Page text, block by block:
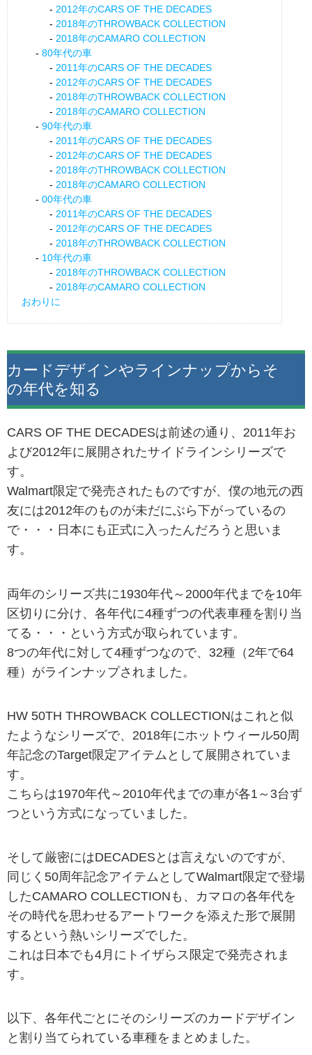
2012年のCARS OF THE DECADES
2018年のTHROWBACK COLLECTION
2018年のCAMARO COLLECTION
80年代の車
2011年のCARS OF THE DECADES
2012年のCARS OF THE DECADES
2018年のTHROWBACK COLLECTION
2018年のCAMARO COLLECTION
90年代の車
2011年のCARS OF THE DECADES
2012年のCARS OF THE DECADES
2018年のTHROWBACK COLLECTION
2018年のCAMARO COLLECTION
00年代の車
2011年のCARS OF THE DECADES
2012年のCARS OF THE DECADES
2018年のTHROWBACK COLLECTION
10年代の車
2018年のTHROWBACK COLLECTION
2018年のCAMARO COLLECTION
おわりに
カードデザインやラインナップからそ
の年代を知る
CARS OF THE DECADESは前述の通り、2011年お
よび2012年に展開されたサイドラインシリーズで
す。
Walmart限定で発売されたものですが、僕の地元の西
友には2012年のものが未だにぶら下がっているの
で・・・日本にも正式に入ったんだろうと思いま
す。
両年のシリーズ共に1930年代～2000年代までを10年
区切りに分け、各年代に4種ずつの代表車種を割り当
てる・・・という方式が取られています。
8つの年代に対して4種ずつなので、32種（2年で64
種）がラインナップされました。
HW 50TH THROWBACK COLLECTIONはこれと似
たようなシリーズで、2018年にホットウィール50周
年記念のTarget限定アイテムとして展開されていま
す。
こちらは1970年代～2010年代までの車が各1～3台ず
つという方式になっていました。
そして厳密にはDECADESとは言えないのですが、
同じく50周年記念アイテムとしてWalmart限定で登場
したCAMARO COLLECTIONも、カマロの各年代を
その時代を思わせるアートワークを添えた形で展開
するという熱いシリーズでした。
これは日本でも4月にトイザらス限定で発売されま
す。
以下、各年代ごとにそのシリーズのカードデザイン
と割り当てられている車種をまとめました。